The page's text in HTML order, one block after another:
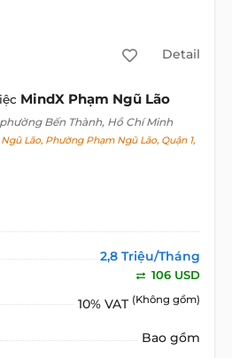
Detail
MindX Phạm Ngũ Lão
Bến Thành, Hồ Chí Minh
Lão, Phường Phạm Ngũ Lão, Quận 1,
2,8 Triệu/Tháng
106 USD
10% VAT (Không gồm)
Bao gồm